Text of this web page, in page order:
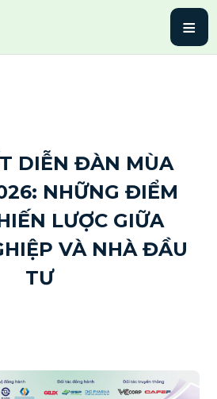
≡
DIỄN ĐÀN MÙA
NHỮNG ĐIỂM
LƯỢC GIỮA
VÀ NHÀ ĐẦU
TƯ